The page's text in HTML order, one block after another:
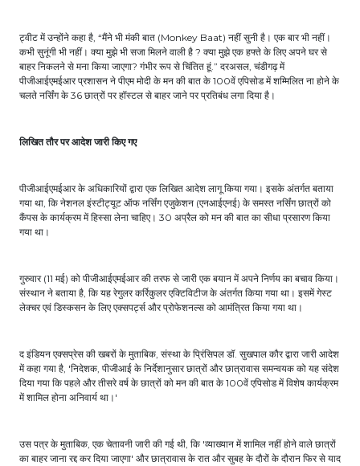
ट्वीट में उन्होंने कहा है, “मैंने भी मंकी बात (Monkey Baat) नहीं सुनी है। एक बार भी नहीं।
कभी सुनूंगी भी नहीं। क्या मुझे भी सजा मिलने वाली है ? क्या मुझे एक हफ्ते के लिए अपने घर से
बाहर निकलने से मना किया जाएगा? गंभीर रूप से चिंतित हूं.” दरअसल, चंडीगढ़ में
पीजीआईएमईआर प्रशासन ने पीएम मोदी के मन की बात के 100वें एपिसोड में शम्मिलित ना होने के
चलते नर्सिंग के 36 छात्रों पर हॉस्टल से बाहर जाने पर प्रतिबंध लगा दिया है।
लिखित तौर पर आदेश जारी किए गए
पीजीआईएमईआर के अधिकारियों द्वारा एक लिखित आदेश लागू किया गया। इसके अंतर्गत बताया
गया था, कि नेशनल इंस्टीट्यूट ऑफ नर्सिंग एजुकेशन (एनआईएनई) के समस्त नर्सिंग छात्रों को
कैंपस के कार्यक्रम में हिस्सा लेना चाहिए। 30 अप्रैल को मन की बात का सीधा प्रसारण किया
गया था।
गुरुवार (11 मई) को पीजीआईएमईआर की तरफ से जारी एक बयान में अपने निर्णय का बचाव किया।
संस्थान ने बताया है, कि यह रेगुलर कर्रिकुलर एक्टिविटीज के अंतर्गत किया गया था। इसमें गेस्ट
लेक्चर एवं डिस्कसन के लिए एक्सपर्ट्स और प्रोफेशनल्स को आमंत्रित किया गया था।
द इंडियन एक्सप्रेस की खबरों के मुताबिक, संस्था के प्रिंसिपल डॉ. सुखपाल कौर द्वारा जारी आदेश
में कहा गया है, 'निदेशक, पीजीआई के निर्देशानुसार छात्रों और छात्रावास समन्वयक को यह संदेश
दिया गया कि पहले और तीसरे वर्ष के छात्रों को मन की बात के 100वें एपिसोड में विशेष कार्यक्रम
में शामिल होना अनिवार्य था।'
उस पत्र के मुताबिक, एक चेतावनी जारी की गई थी, कि 'व्याख्यान में शामिल नहीं होने वाले छात्रों
का बाहर जाना रद्द कर दिया जाएगा' और छात्रावास के रात और सुबह के दौरों के दौरान फिर से याद